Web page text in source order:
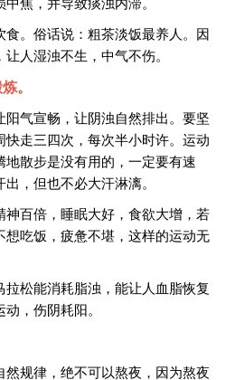
。俗话说：粗茶淡饭最养人。因
人湿浊不生，中气不伤。
。
气宣畅，让阴浊自然排出。要坚
走三四次，每次半小时许。运动
散步是没有用的，一定要有速
，但也不必大汗淋漓。
百倍，睡眠大好，食欲大增，若
吃饭，疲惫不堪，这样的运动无
松能消耗脂浊，能让人血脂恢复
，伤阴耗阳。
规律，绝不可以熬夜，因为熬夜